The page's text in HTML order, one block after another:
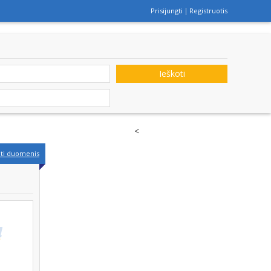
Prisijungti Registruotis
Ieškoti
duomenis
<